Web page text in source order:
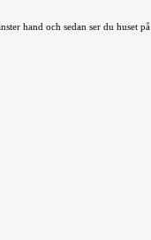
hand och sedan ser du huset på